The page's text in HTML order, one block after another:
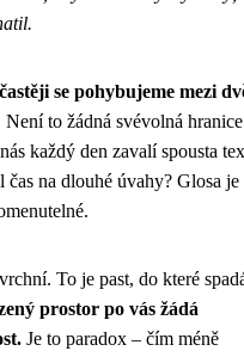
se pohybujeme mezi
Není to žádná svévolná
každý den zavalí spousta
na dlouhé úvahy? Glosa je
To je past, do které
prostor po vás žádá
Je to paradox – čím méně